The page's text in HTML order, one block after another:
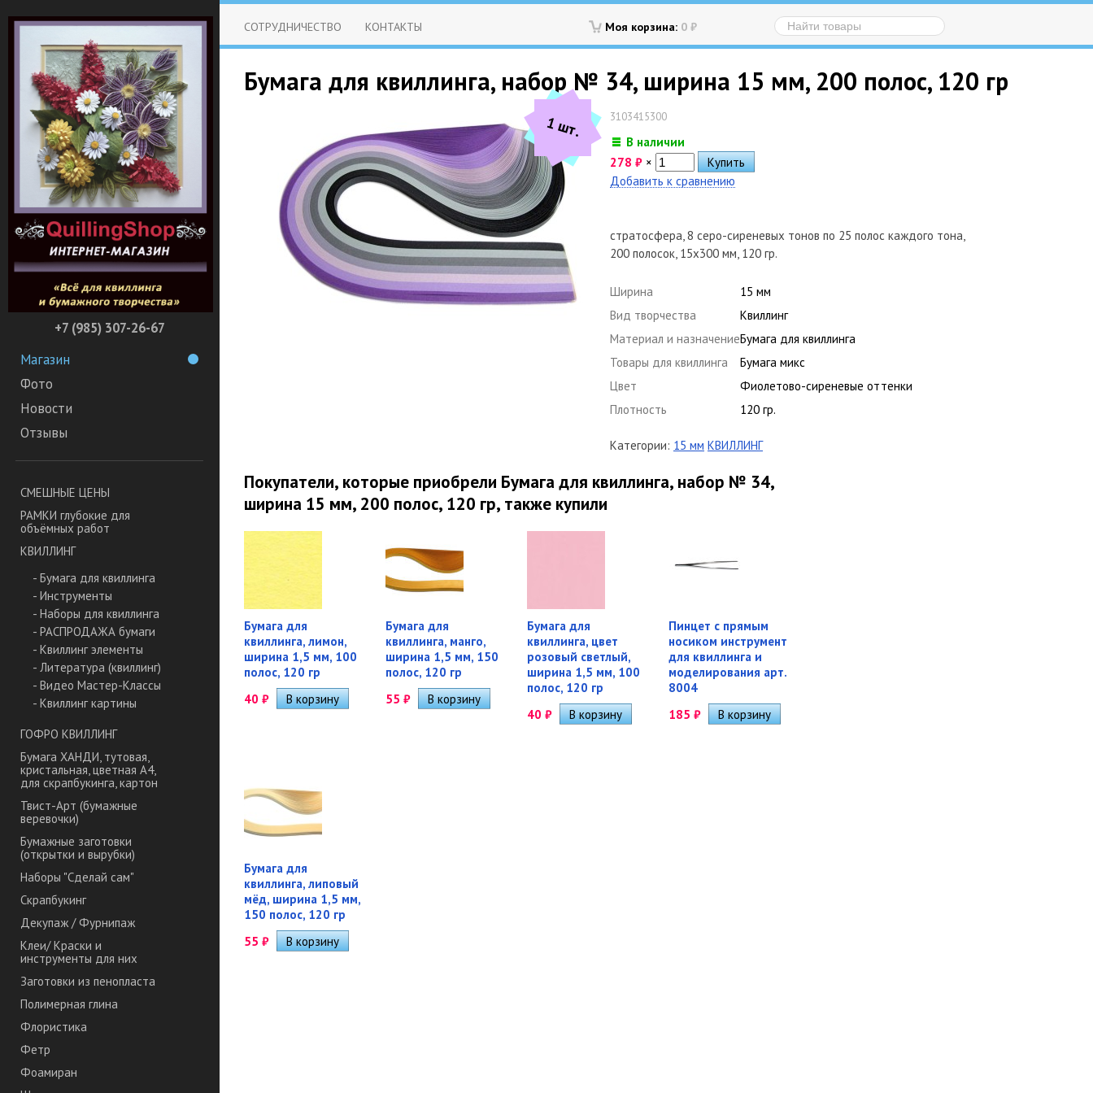
+7 (985) 307-26-67
Магазин
Фото
Новости
Отзывы
СМЕШНЫЕ ЦЕНЫ
РАМКИ глубокие для
объёмных работ
КВИЛЛИНГ
- Бумага для квиллинга
- Инструменты
- Наборы для квиллинга
- РАСПРОДАЖА бумаги
- Квиллинг элементы
- Литература (квиллинг)
- Видео Мастер-Классы
- Квиллинг картины
ГОФРО КВИЛЛИНГ
Бумага ХАНДИ, тутовая,
кристальная, цветная А4,
для скрапбукинга, картон
Твист-Арт (бумажные
веревочки)
Бумажные заготовки
(открытки и вырубки)
Наборы "Сделай сам"
Скрапбукинг
Декупаж / Фурнипаж
Клеи/ Краски и
инструменты для них
Заготовки из пенопласта
Полимерная глина
Флористика
Фетр
Фоамиран
Моя корзина: 0 ₽
СОТРУДНИЧЕСТВО КОНТАКТЫ
Бумага для квиллинга, набор № 34, ширина 15 мм, 200 полос, 120 гр
1 шт. 3103415300
В наличии
278 ₽ ×
Добавить к сравнению
стратосфера, 8 серо-сиреневых тонов по 25 полос каждого тона,
200 полосок, 15х300 мм, 120 гр.
Ширина
15 мм
Вид творчества
Квиллинг
Материал и назначениеБумага для квиллинга
Товары для квиллинга
Бумага микс
Цвет
Фиолетово-сиреневые оттенки
Плотность
120 гр.
Категории: 15 мм КВИЛЛИНГ
Покупатели, которые приобрели Бумага для квиллинга, набор № 34,
ширина 15 мм, 200 полос, 120 гр, также купили
Бумага для
квиллинга, лимон,
ширина 1,5 мм, 100
полос, 120 гр
40 ₽
Бумага для
квиллинга, манго,
ширина 1,5 мм, 150
полос, 120 гр
55 ₽
Бумага для
квиллинга, цвет
розовый светлый,
ширина 1,5 мм, 100
полос, 120 гр
40 ₽
Пинцет с прямым
носиком инструмент
для квиллинга и
моделирования арт.
8004
185 ₽
Бумага для
квиллинга, липовый
мёд, ширина 1,5 мм,
150 полос, 120 гр
55 ₽